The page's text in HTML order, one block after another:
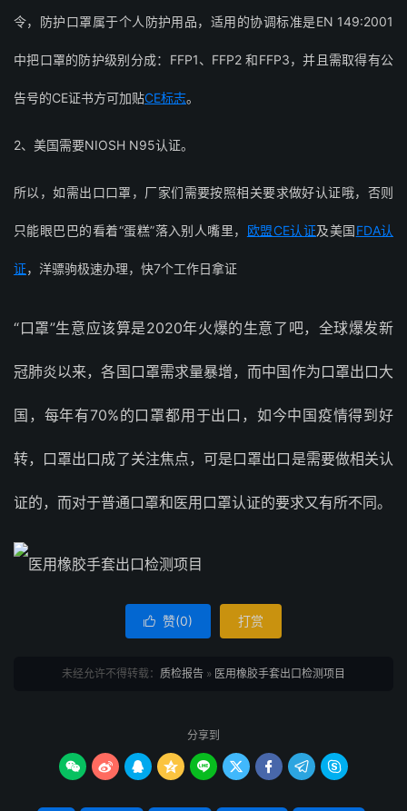
令，防护口罩属于个人防护用品，适用的协调标准是EN 149:2001
中把口罩的防护级别分成：FFP1、FFP2 和FFP3，并且需取得有公
告号的CE证书方可加贴CE标志。
2、美国需要NIOSH N95认证。
所以，如需出口口罩，厂家们需要按照相关要求做好认证哦，否则
只能眼巴巴的看着“蛋糕”落入别人嘴里， 欧盟CE认证及美国FDA认
证，洋骠驹极速办理，快7个工作日拿证
“口罩”生意应该算是2020年火爆的生意了吧，全球爆发新
冠肺炎以来，各国口罩需求量暴增，而中国作为口罩出口大
国，每年有70%的口罩都用于出口，如今中国疫情得到好
转，口罩出口成了关注焦点，可是口罩出口是需要做相关认
证的，而对于普通口罩和医用口罩认证的要求又有所不同。
 赞(0) 打赏
未经允许不得转载： 质检报告 » 医用橡胶手套出口检测项目
分享到
        